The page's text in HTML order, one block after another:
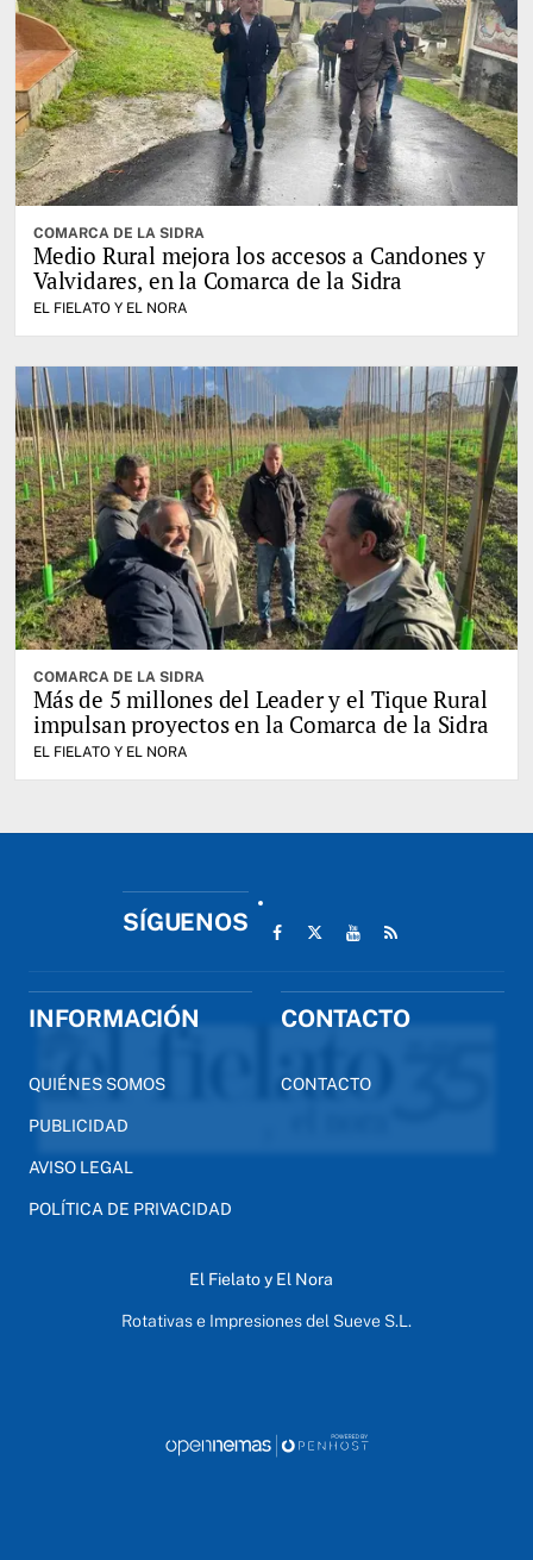
COMARCA DE LA SIDRA
Medio Rural mejora los accesos a Candones y
Valvidares, en la Comarca de la Sidra
EL FIELATO Y EL NORA
COMARCA DE LA SIDRA
Más de 5 millones del Leader y el Tique Rural
impulsan proyectos en la Comarca de la Sidra
EL FIELATO Y EL NORA
SÍGUENOS
INFORMACIÓN
QUIÉNES SOMOS
PUBLICIDAD
AVISO LEGAL
POLÍTICA DE PRIVACIDAD
CONTACTO
CONTACTO
El Fielato y El Nora
Rotativas e Impresiones del Sueve S.L.